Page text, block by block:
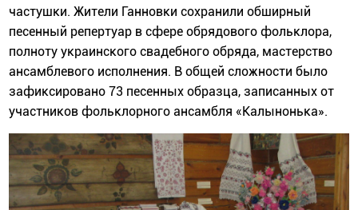
частушки. Жители Ганновки сохранили обширный
песенный репертуар в сфере обрядового фольклора,
полноту украинского свадебного обряда, мастерство
ансамблевого исполнения. В общей сложности было
зафиксировано 73 песенных образца, записанных от
участников фольклорного ансамбля «Калынонька».